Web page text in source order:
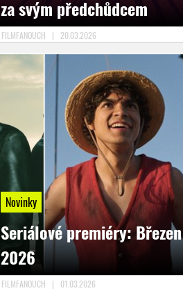
za svým předchůdcem
FILMFANOUCH | 20.03.2026
Novinky
Seriálové premiéry: Březen
2026
FILMFANOUCH | 01.03.2026